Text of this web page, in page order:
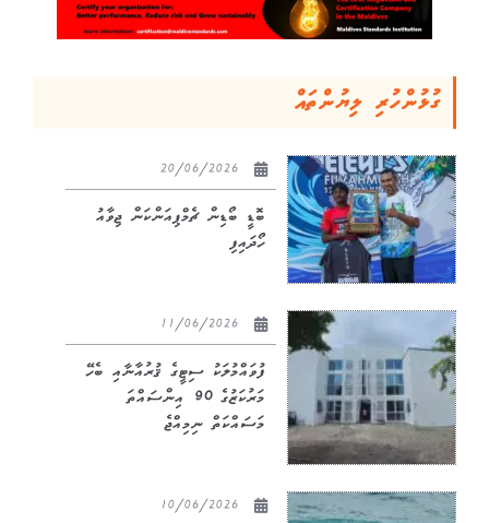
ގުޅުންހުރި ލިޔުންތައް
ބޮޑީ ބޯޑިން ޗެމްޕިއަންކަން ޖިވާއު
ހޯދައިފި
ފުވައްމުލަކު ސިޓީގެ ޤުރުއާނާއި ބެހޭ
މަރުކަޒުގެ 90 އިންސައްތަ
މަސައްކަތް ނިމިއްޖެ